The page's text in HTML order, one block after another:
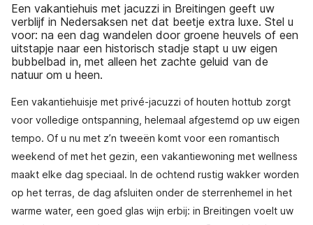
Een vakantiehuis met jacuzzi in Breitingen geeft uw
verblijf in Nedersaksen net dat beetje extra luxe. Stel u
voor: na een dag wandelen door groene heuvels of een
uitstapje naar een historisch stadje stapt u uw eigen
bubbelbad in, met alleen het zachte geluid van de
natuur om u heen.
Een vakantiehuisje met privé-jacuzzi of houten hottub zorgt
voor volledige ontspanning, helemaal afgestemd op uw eigen
tempo. Of u nu met z’n tweeën komt voor een romantisch
weekend of met het gezin, een vakantiewoning met wellness
maakt elke dag speciaal. In de ochtend rustig wakker worden
op het terras, de dag afsluiten onder de sterrenhemel in het
warme water, een goed glas wijn erbij: in Breitingen voelt uw